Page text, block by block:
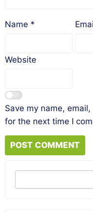
Name *
Website
Save my name,
for the next time I